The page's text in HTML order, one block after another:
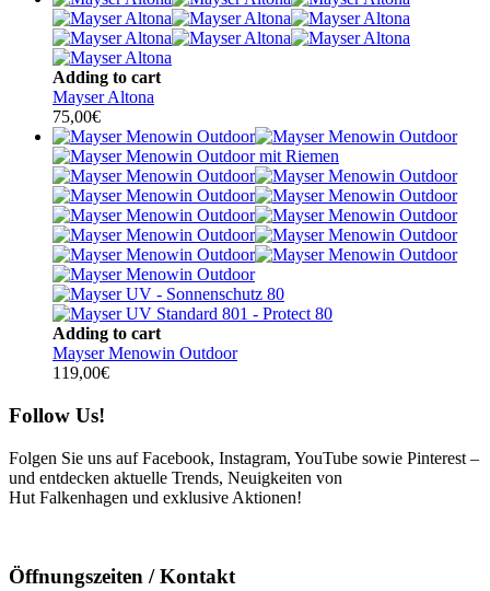
Adding to cart
Mayser Altona
75,00€
Adding to cart
Mayser Menowin Outdoor
119,00€
Follow Us!
Folgen Sie uns auf Facebook, Instagram, YouTube sowie Pinterest –
und entdecken aktuelle Trends, Neuigkeiten von
Hut Falkenhagen und exklusive Aktionen!
Öffnungszeiten / Kontakt